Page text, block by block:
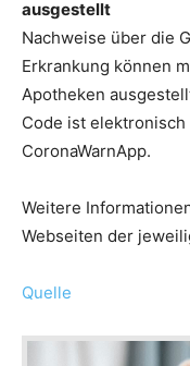
ausgestellt
Nachweise über die
Erkrankung können
Apotheken
Code ist
CoronaWarnApp.
Weitere
Webseiten der
Quelle